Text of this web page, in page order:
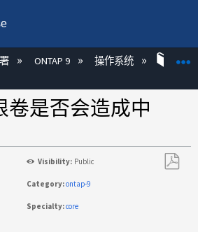
层次ONTAP 9 操作系统
卷是否会造成中
Visibility: Public
Category:ontap-9
Specialty:core